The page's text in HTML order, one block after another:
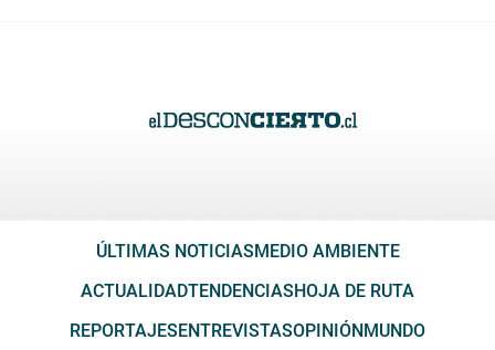
ÚLTIMAS NOTICIASMEDIO AMBIENTE
ACTUALIDADTENDENCIASHOJA DE RUTA
REPORTAJESENTREVISTASOPINIÓNMUNDO